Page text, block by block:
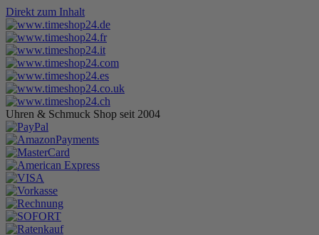
Direkt zum Inhalt
Uhren & Schmuck Shop seit 2004